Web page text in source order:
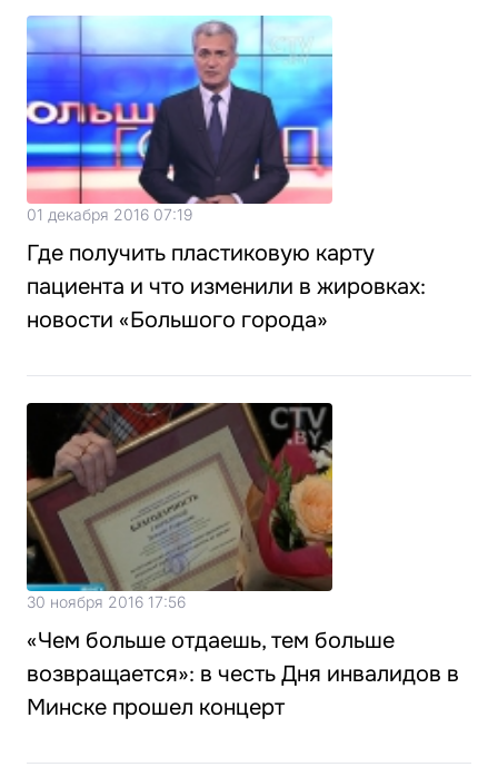
01 декабря 2016 07:19
Где получить пластиковую карту
пациента и что изменили в жировках:
новости «Большого города»
30 ноября 2016 17:56
«Чем больше отдаешь, тем больше
возвращается»: в честь Дня инвалидов в
Минске прошел концерт